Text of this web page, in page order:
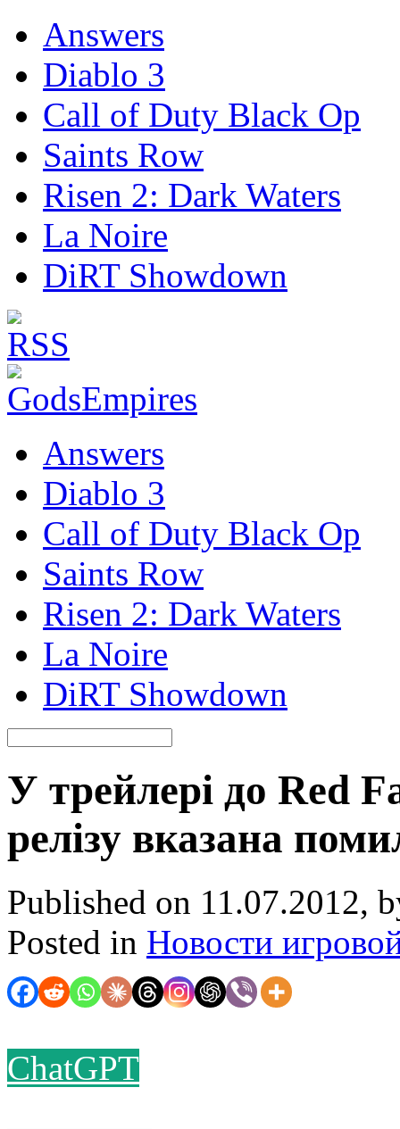
Answers
Diablo 3
Call of Duty Black Op
Saints Row
Risen 2: Dark Waters
La Noire
DiRT Showdown
Answers
Diablo 3
Call of Duty Black Op
Saints Row
Risen 2: Dark Waters
La Noire
DiRT Showdown
У трейлері до Red
релізу вказана
Published on 11.07.2012,
Posted in Новости
ChatGPT